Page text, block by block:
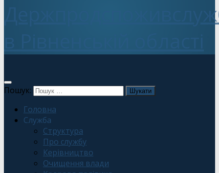
Пошук:
Головна
Служба
Структура
Про службу
Керівництво
Очищення влади